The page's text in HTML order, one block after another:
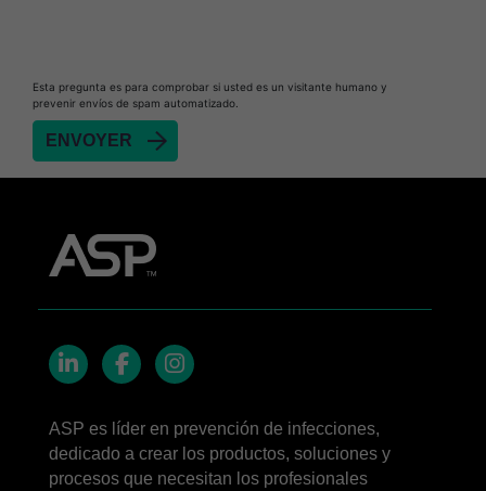
Heat Sealer HS 1000
Heat Sealer HS 2000
SEALSURE™​ Chemical Indicator (CI) Tape and
STERRAD™ Chemical Indicator (CI) Strips
Technology
STERRAD™​ 100S System
STERRAD NX™​ System with ALLClear™​
Cassettes for STERRAD™ 100S​​
TYVEK ®​ Pouch with STERRAD™ Chemical
Indicator Strips
Esta pregunta es para comprobar si usted es un visitante humano y
prevenir envíos de spam automatizado.
ASP es líder en prevención de infecciones,
dedicado a crear los productos, soluciones y
procesos que necesitan los profesionales